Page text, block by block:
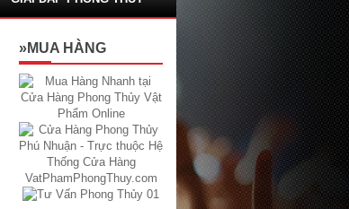
»MUA HÀNG